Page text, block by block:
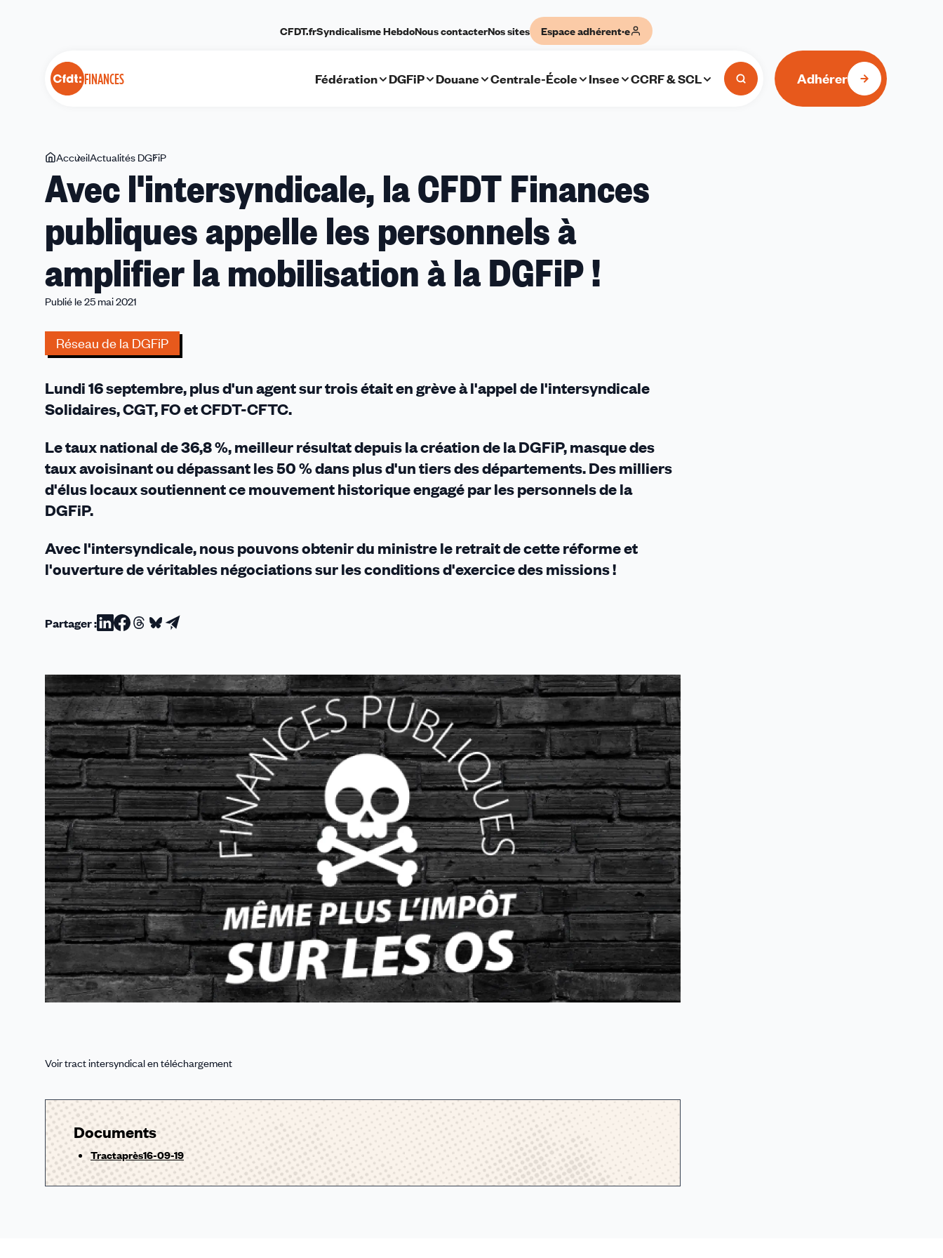
FINANCES
CFDT.frSyndicalisme HebdoNous contacterNos sites Espace adhérent·e
Fédération DGFiP Douane Centrale-École Insee CCRF & SCL Adhérer
Vous
êtes
ici
AccueilActualités DGFiP
l'intersyndicale,
la
Finances
appelle
les
amplifier
à
la
DGFiP
Avec l'intersyndicale, la CFDT Finances
publiques appelle les personnels à
amplifier la mobilisation à la DGFiP !
Publié le 25 mai 2021
Réseau de la DGFiP
Lundi 16 septembre, plus d'un agent sur trois était en grève à l'appel de l'intersyndicale
Solidaires, CGT, FO et CFDT-CFTC.
Le taux national de 36,8 %, meilleur résultat depuis la création de la DGFiP, masque des
taux avoisinant ou dépassant les 50 % dans plus d'un tiers des départements. Des milliers
d'élus locaux soutiennent ce mouvement historique engagé par les personnels de la
DGFiP.
Avec l'intersyndicale, nous pouvons obtenir du ministre le retrait de cette réforme et
l'ouverture de véritables négociations sur les conditions d'exercice des missions !
Partager :Partager
Linkedin
Partager
Facebook
Partager
Threads
Partager
Bluesky
Partager
email
Voir tract intersyndical en téléchargement
Documents
Tractaprès16-09-19